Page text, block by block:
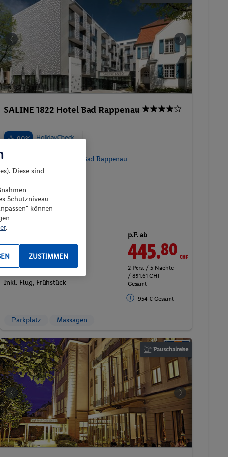
SALINE 1822 Hotel Bad Rappenau
90%
Deutschland - Baden - Bad Rappenau
Doppelzimmer Komfort
Aufenthalt
Inkl. Flug, Frühstück
p.P. ab
445.80CHF
2 Pers. / 5 Nächte
/ 891.61 CHF
Gesamt
954 € Gesamt
Parkplatz Massagen
Pauschalreise
Diese sind
Schutzniveau
können
.
ZUSTIMMEN